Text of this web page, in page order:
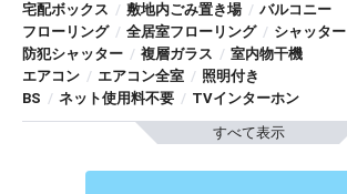
宅配ボックス / 敷地内ごみ置き場 / バルコニー
フローリング / 全居室フローリング / シャッター
防犯シャッター / 複層ガラス / 室内物干機
エアコン / エアコン全室 / 照明付き
BS / ネット使用料不要 / TVインターホン
すべて表示